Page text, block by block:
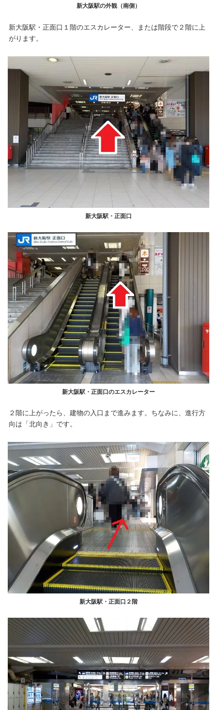
新大阪駅の外観（南側）
新大阪駅・正面口１階のエスカレーター、または階段で２階に上
がります。
新大阪駅・正面口
新大阪駅・正面口のエスカレーター
２階に上がったら、建物の入口まで進みます。ちなみに、進行方
向は「北向き」です。
新大阪駅・正面口２階